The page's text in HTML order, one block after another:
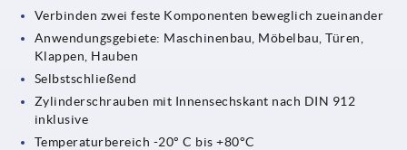
Verbinden zwei feste Komponenten beweglich zueinander
Anwendungsgebiete: Maschinenbau, Möbelbau, Türen,
Klappen, Hauben
Selbstschließend
Zylinderschrauben mit Innensechskant nach DIN 912
inklusive
Temperaturbereich -20° C bis +80°C